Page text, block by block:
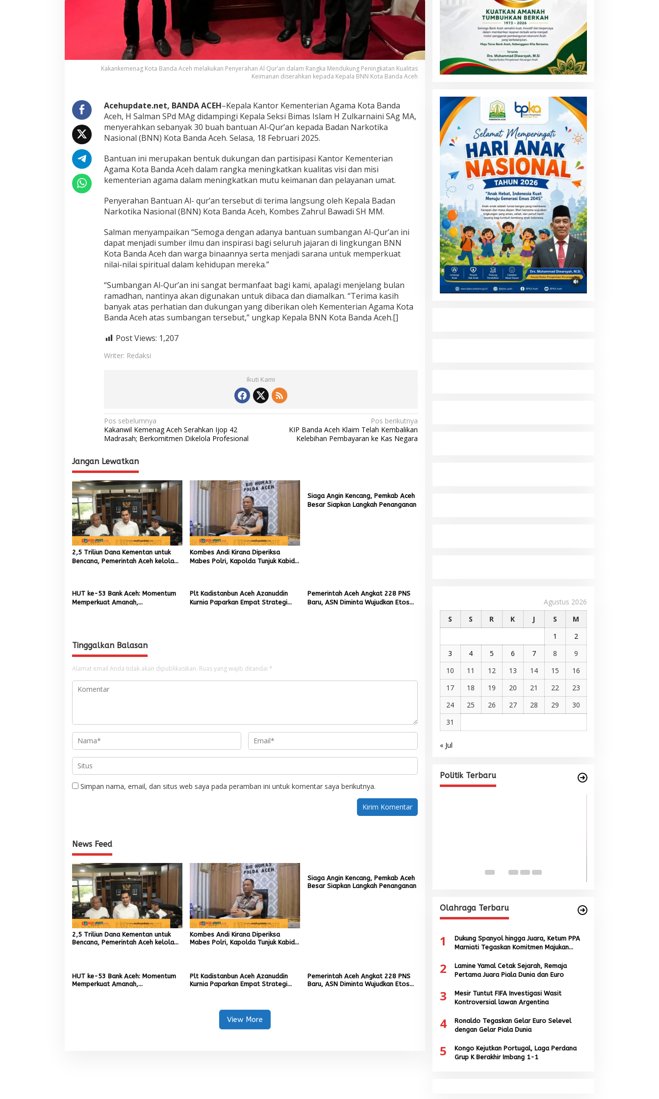
l
-
u
n
K
e
p
a
a
B
N
K
o
t
B
a
d
a
c
e
Kakankemenag Kota Banda Aceh melakukan Penyerahan Al Qur’an dalam Rangka Mendukung Peningkatan Kualitas
Keimanan diserahkan kepada Kepala BNN Kota Banda Aceh
Acehupdate.net, BANDA ACEH–Kepala Kantor Kementerian Agama Kota Banda
Aceh, H Salman SPd MAg didampingi Kepala Seksi Bimas Islam H Zulkarnaini SAg MA,
menyerahkan sebanyak 30 buah bantuan Al-Qur’an kepada Badan Narkotika
Nasional (BNN) Kota Banda Aceh. Selasa, 18 Februari 2025.
Bantuan ini merupakan bentuk dukungan dan partisipasi Kantor Kementerian
Agama Kota Banda Aceh dalam rangka meningkatkan kualitas visi dan misi
kementerian agama dalam meningkatkan mutu keimanan dan pelayanan umat.
Penyerahan Bantuan Al- qur’an tersebut di terima langsung oleh Kepala Badan
Narkotika Nasional (BNN) Kota Banda Aceh, Kombes Zahrul Bawadi SH MM.
Salman menyampaikan “Semoga dengan adanya bantuan sumbangan Al-Qur’an ini
dapat menjadi sumber ilmu dan inspirasi bagi seluruh jajaran di lingkungan BNN
Kota Banda Aceh dan warga binaannya serta menjadi sarana untuk memperkuat
nilai-nilai spiritual dalam kehidupan mereka.”
“Sumbangan Al-Qur’an ini sangat bermanfaat bagi kami, apalagi menjelang bulan
ramadhan, nantinya akan digunakan untuk dibaca dan diamalkan. “Terima kasih
banyak atas perhatian dan dukungan yang diberikan oleh Kementerian Agama Kota
Banda Aceh atas sumbangan tersebut,” ungkap Kepala BNN Kota Banda Aceh.[]
Post Views: 1,207
Writer: Redaksi
Ikuti Kami
N
a
i
g
a
s
i
p
o
s
Pos sebelumnya
Kakanwil Kemenag Aceh Serahkan Ijop 42
Madrasah; Berkomitmen Dikelola Profesional
Pos berikutnya
KIP Banda Aceh Klaim Telah Kembalikan
Kelebihan Pembayaran ke Kas Negara
Jangan Lewatkan
2,5 Triliun Dana Kementan untuk
Bencana, Pemerintah Aceh kelola
Kombes Andi Kirana Diperiksa
Mabes Polri, Kapolda Tunjuk Kabid
Siaga Angin Kencang, Pemkab Aceh
Besar Siapkan Langkah Penanganan
HUT ke-53 Bank Aceh: Momentum
Memperkuat Amanah,
Plt Kadistanbun Aceh Azanuddin
Kurnia Paparkan Empat Strategi
Pemerintah Aceh Angkat 228 PNS
Baru, ASN Diminta Wujudkan Etos
Tinggalkan Balasan
Alamat email Anda tidak akan dipublikasikan. Ruas yang wajib ditandai *
Simpan nama, email, dan situs web saya pada peramban ini untuk komentar saya berikutnya.
News Feed
2,5 Triliun Dana Kementan untuk
Bencana, Pemerintah Aceh kelola
Kombes Andi Kirana Diperiksa
Mabes Polri, Kapolda Tunjuk Kabid
Siaga Angin Kencang, Pemkab Aceh
Besar Siapkan Langkah Penanganan
HUT ke-53 Bank Aceh: Momentum
Memperkuat Amanah,
Plt Kadistanbun Aceh Azanuddin
Kurnia Paparkan Empat Strategi
Pemerintah Aceh Angkat 228 PNS
Baru, ASN Diminta Wujudkan Etos
View More
Agustus 2026
S
S R K J S
M
1
2
3
4 5 6 7 8
9
10
11 12 13 14 15
16
17
18 19 20 21 22
23
24
25 26 27 28 29
30
31
« Jul
Politik Terbaru
Di BERITA, POLITIK | Juli 30, 2026
Internasional dari Spanyol dan
Malaysia
Di BERITA, POLITIK
Olahraga Terbaru
1
Dukung Spanyol hingga Juara, Ketum PPA
Marniati Tegaskan Komitmen Majukan
2
Lamine Yamal Cetak Sejarah, Remaja
Pertama Juara Piala Dunia dan Euro
3
Mesir Tuntut FIFA Investigasi Wasit
Kontroversial lawan Argentina
4
Ronaldo Tegaskan Gelar Euro Selevel
dengan Gelar Piala Dunia
5
Kongo Kejutkan Portugal, Laga Perdana
Grup K Berakhir Imbang 1-1